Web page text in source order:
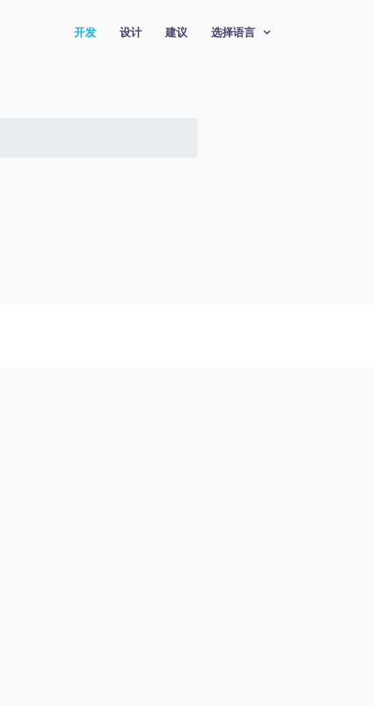
开发 设计 建议 选择语言